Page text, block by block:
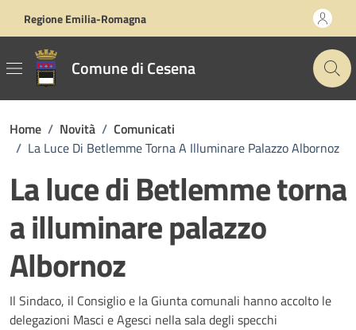
Regione Emilia-Romagna
Comune di Cesena
Home / Novità / Comunicati
/ La Luce Di Betlemme Torna A Illuminare Palazzo Albornoz
La luce di Betlemme torna
a illuminare palazzo
Albornoz
Dettagli della notizia
Il Sindaco, il Consiglio e la Giunta comunali hanno accolto le
delegazioni Masci e Agesci nella sala degli specchi